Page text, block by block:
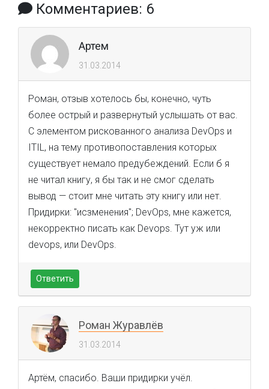
Комментариев: 6
Артем
31.03.2014
Роман, отзыв хотелось бы, конечно, чуть
более острый и развернутый услышать от вас.
С элементом рискованного анализа DevOps и
ITIL, на тему противопоставления которых
существует немало предубеждений. Если б я
не читал книгу, я бы так и не смог сделать
вывод — стоит мне читать эту книгу или нет.
Придирки: "исзменения"; DevOps, мне кажется,
некорректно писать как Devops. Тут уж или
devops, или DevOps.
Ответить
Роман Журавлёв
31.03.2014
Артём, спасибо. Ваши придирки учёл.